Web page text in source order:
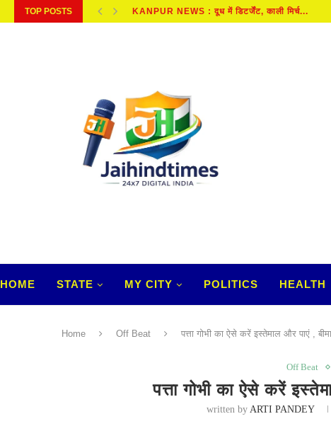
TOP POSTS शराब के सेवन से परेशानियों, पुराने दर्द और...
HOME STATE MY CITY POLITICS HEALTH
Home Off Beat पत्ता गोभी का ऐसे करें इस्तेमाल और पाएं ,
Off Beat
पत्ता गोभी का ऐसे करें
written byARTI PANDEY